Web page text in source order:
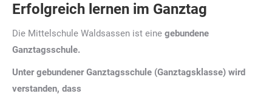
Erfolgreich lernen im Ganztag
Die Mittelschule Waldsassen ist eine gebundene
Ganztagsschule.
Unter gebundener Ganztagsschule (Ganztagsklasse) wird
verstanden, dass